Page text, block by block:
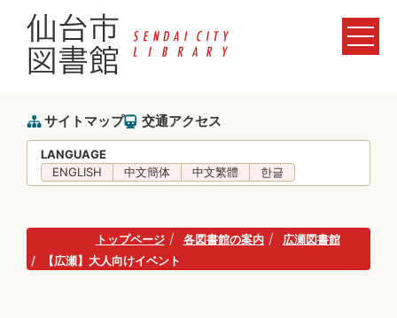
サイトマップ 交通アクセス
LANGUAGE
ENGLISH
中文簡体 中文繁體 한글
トップページ 各図書館の案内
広瀬図書館
【広瀬】大人向けイベント